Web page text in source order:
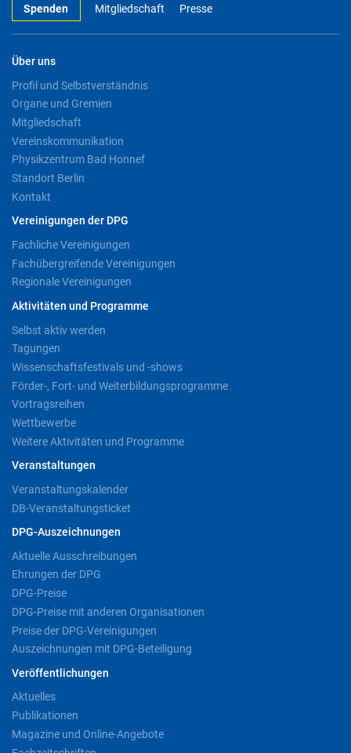
Spenden Mitgliedschaft Presse
Über uns
Profil und Selbstverständnis
Organe und Gremien
Mitgliedschaft
Vereinskommunikation
Physikzentrum Bad Honnef
Standort Berlin
Kontakt
Vereinigungen der DPG
Fachliche Vereinigungen
Fachübergreifende Vereinigungen
Regionale Vereinigungen
Aktivitäten und Programme
Selbst aktiv werden
Tagungen
Wissenschaftsfestivals und -shows
Förder-, Fort- und Weiterbildungsprogramme
Vortragsreihen
Wettbewerbe
Weitere Aktivitäten und Programme
Veranstaltungen
Veranstaltungskalender
DB-Veranstaltungsticket
DPG-Auszeichnungen
Aktuelle Ausschreibungen
Ehrungen der DPG
DPG-Preise
DPG-Preise mit anderen Organisationen
Preise der DPG-Vereinigungen
Auszeichnungen mit DPG-Beteiligung
Veröffentlichungen
Aktuelles
Publikationen
Magazine und Online-Angebote